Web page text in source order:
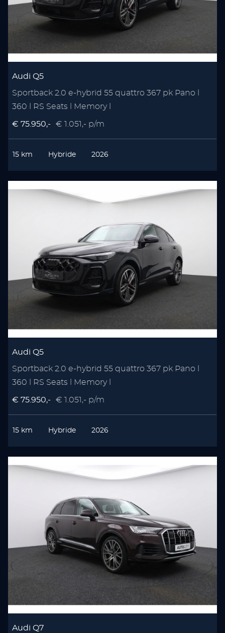
Audi Q5
Sportback 2.0 e-hybrid 55 quattro 367 pk Pano l
360 l RS Seats l Memory l
€ 75.950,- € 1.051,- p/m
15 km Hybride 2026
Audi Q5
Sportback 2.0 e-hybrid 55 quattro 367 pk Pano l
360 l RS Seats l Memory l
€ 75.950,- € 1.051,- p/m
15 km Hybride 2026
Audi Q7